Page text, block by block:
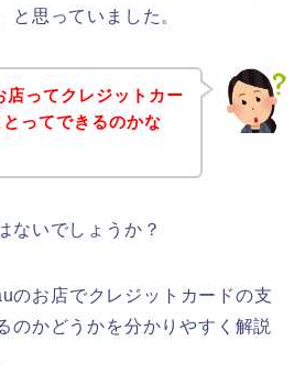
と思っていました。
ってクレジットカー
ってできるのかな
ないでしょうか？
のお店でクレジットカードの支
のかどうかを分かりやすく解説